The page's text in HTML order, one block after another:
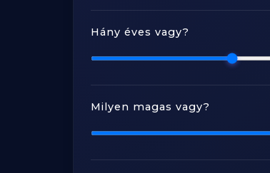
Hány éves vagy?
Milyen magas vagy?